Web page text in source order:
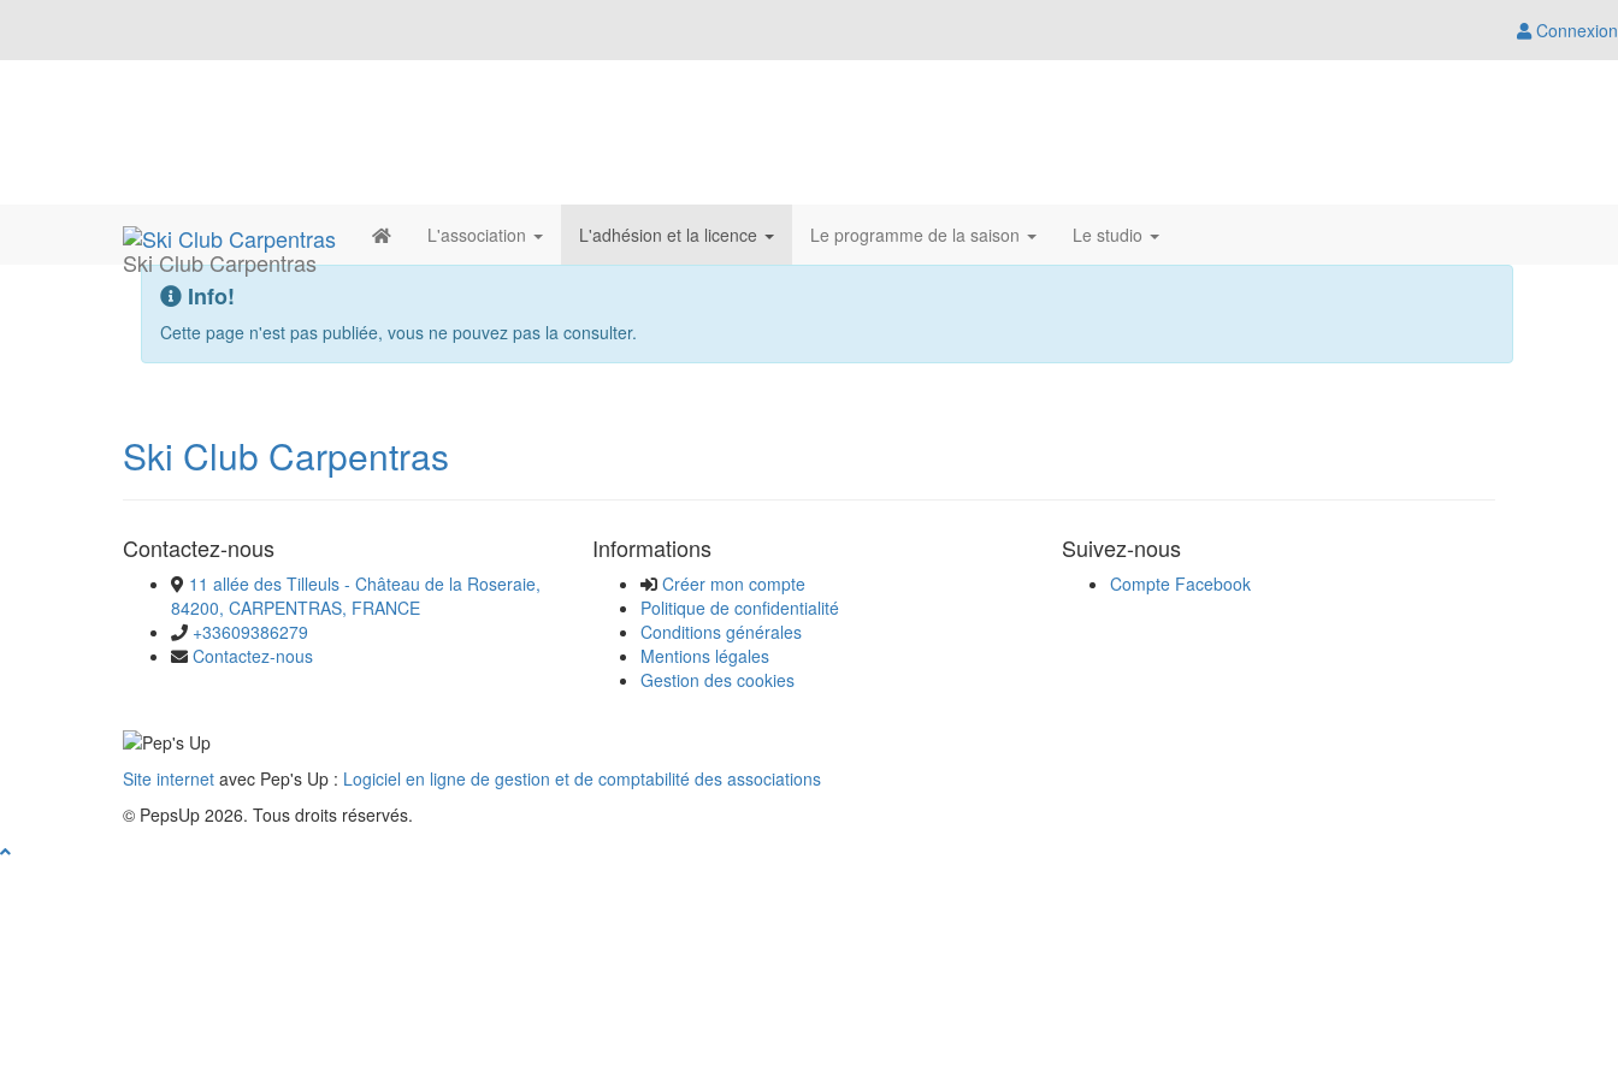
Connexion
Ski Club Carpentras
L'association L'adhésion et la licence Le programme de la saison Le studio
Info!
Cette page n'est pas publiée, vous ne pouvez pas la consulter.
Ski Club Carpentras
Contactez-nous
11 allée des Tilleuls - Château de la Roseraie,
84200, CARPENTRAS, FRANCE
+33609386279
Contactez-nous
Informations
Créer mon compte
Politique de confidentialité
Conditions générales
Mentions légales
Gestion des cookies
Suivez-nous
Compte Facebook
Site internet avec Pep's Up : Logiciel en ligne de gestion et de comptabilité des associations
© PepsUp 2026. Tous droits réservés.